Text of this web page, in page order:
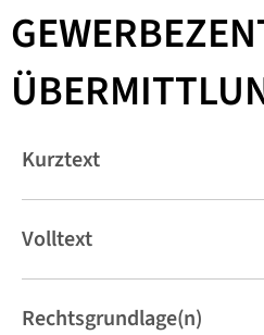
Kurztext
Volltext
Rechtsgrundlage(n)